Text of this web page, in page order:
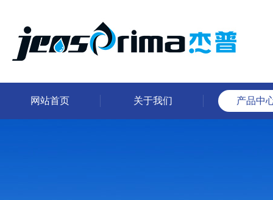
网站首页 关于我们 产品中